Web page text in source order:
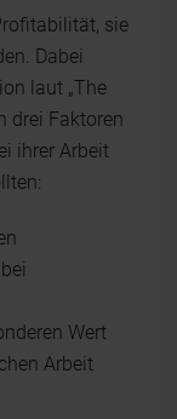
sie
Dabei
laut „The
drei Faktoren
ihrer Arbeit
Wert
Arbeit